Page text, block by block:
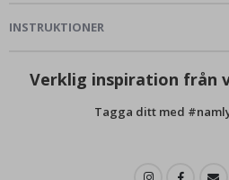
INSTRUKTIONER
Verklig inspiration från
Tagga ditt med